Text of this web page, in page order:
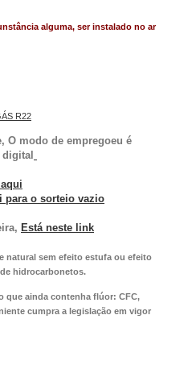
alguma, ser instalado no ar
R22
O modo de empregoeu é
para o sorteio vazio
Está neste link
natural sem efeito estufa ou efeito
hidrocarbonetos.
que ainda contenha flúor: CFC,
cumpra a legislação em vigor